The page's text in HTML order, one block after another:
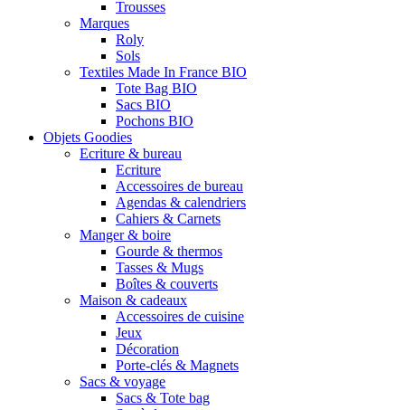
Trousses
Marques
Roly
Sols
Textiles Made In France BIO
Tote Bag BIO
Sacs BIO
Pochons BIO
Objets Goodies
Ecriture & bureau
Ecriture
Accessoires de bureau
Agendas & calendriers
Cahiers & Carnets
Manger & boire
Gourde & thermos
Tasses & Mugs
Boîtes & couverts
Maison & cadeaux
Accessoires de cuisine
Jeux
Décoration
Porte-clés & Magnets
Sacs & voyage
Sacs & Tote bag